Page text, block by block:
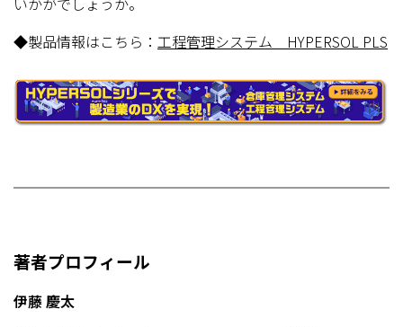
◆製品情報はこちら： 工程管理システム HYPERSOL PLS
著者プロフィール
伊藤 慶太